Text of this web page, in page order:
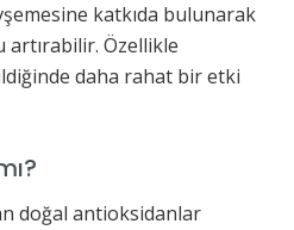
katkıda bulunarak
Özellikle
daha rahat bir etki
doğal antioksidanlar